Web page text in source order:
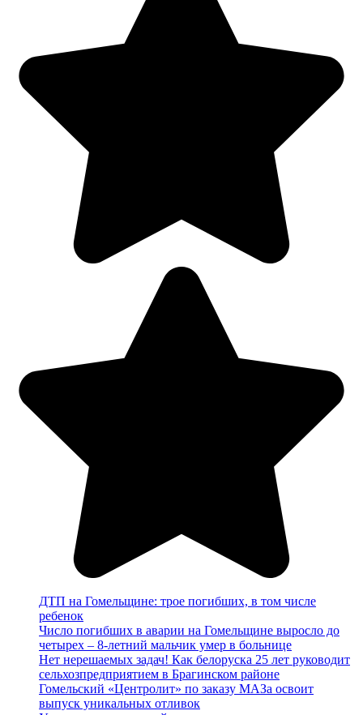
ДТП на Гомельщине: трое погибших, в том числе
ребенок
Число погибших в аварии на Гомельщине выросло до
четырех – 8-летний мальчик умер в больнице
Нет нерешаемых задач! Как белоруска 25 лет руководит
сельхозпредприятием в Брагинском районе
Гомельский «Центролит» по заказу МАЗа освоит
выпуск уникальных отливок